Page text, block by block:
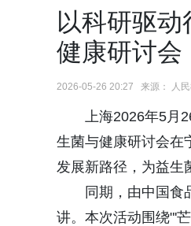
以科研驱
健康研讨会
2026-05-26 20:27 来源： 人民
上海2026年5月
生菌与健康研讨会在
发展新路径，为益生
同期，由中国
讲。本次活动围绕"'